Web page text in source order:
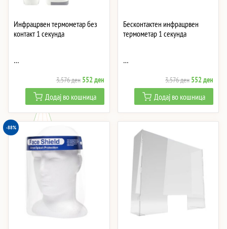
Инфрацрвен термометар без
контакт 1 секунда
…
3,576ден Original
price
was:
3,576 ден.
552денCurrent
price
is:
552 ден.
Додај во кошница
Бесконтактен инфрацрвен
термометар 1 секунда
…
3,576ден Original
price
was:
3,576 ден.
552ден
price
is:
552
Додај во кошница
-88%